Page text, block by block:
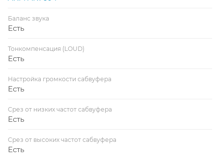
Баланс звука
Есть
Тонкомпенсация (LOUD)
Есть
Настройка громкости сабвуфера
Есть
Срез от низких частот сабвуфера
Есть
Срез от высоких частот сабвуфера
Есть